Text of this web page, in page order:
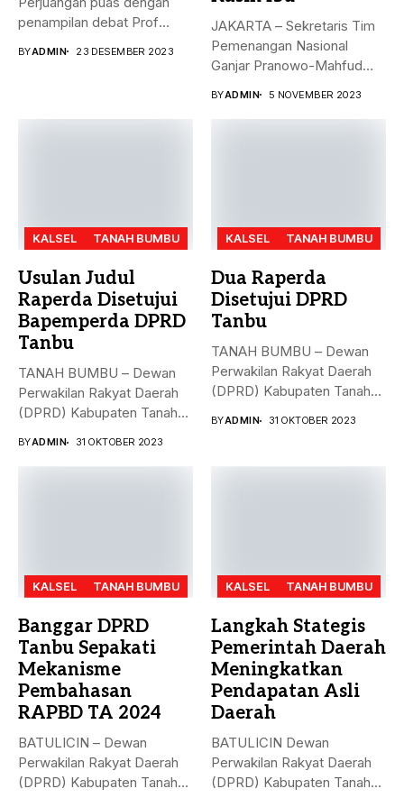
penampilan debat Prof
BYADMIN 23 DESEMBER 2023
JAKARTA – Sekretaris Tim
Pemenangan Nasional
Ganjar Pranowo-Mahfud
BYADMIN 5 NOVEMBER 2023
KALSEL TANAH BUMBU
Usulan Judul
Raperda Disetujui
Bapemperda DPRD
Tanbu
TANAH BUMBU – Dewan
Perwakilan Rakyat Daerah
(DPRD) Kabupaten Tanah
BYADMIN 31 OKTOBER 2023
KALSEL TANAH BUMBU
Dua Raperda
Disetujui DPRD
Tanbu
TANAH BUMBU – Dewan
Perwakilan Rakyat Daerah
(DPRD) Kabupaten Tanah
BYADMIN 31 OKTOBER 2023
KALSEL TANAH BUMBU
Banggar DPRD
Tanbu Sepakati
Mekanisme
Pembahasan
RAPBD TA 2024
BATULICIN – Dewan
Perwakilan Rakyat Daerah
(DPRD) Kabupaten Tanah
KALSEL TANAH BUMBU
Langkah Stategis
Pemerintah Daerah
Meningkatkan
Pendapatan Asli
Daerah
BATULICIN Dewan
Perwakilan Rakyat Daerah
(DPRD) Kabupaten Tanah